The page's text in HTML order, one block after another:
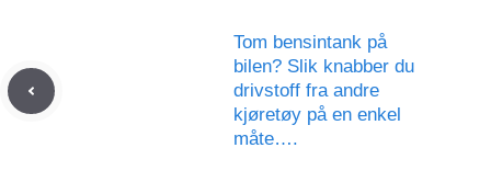
Tom bensintank på
bilen? Slik knabber du
drivstoff fra andre
kjøretøy på en enkel
måte….